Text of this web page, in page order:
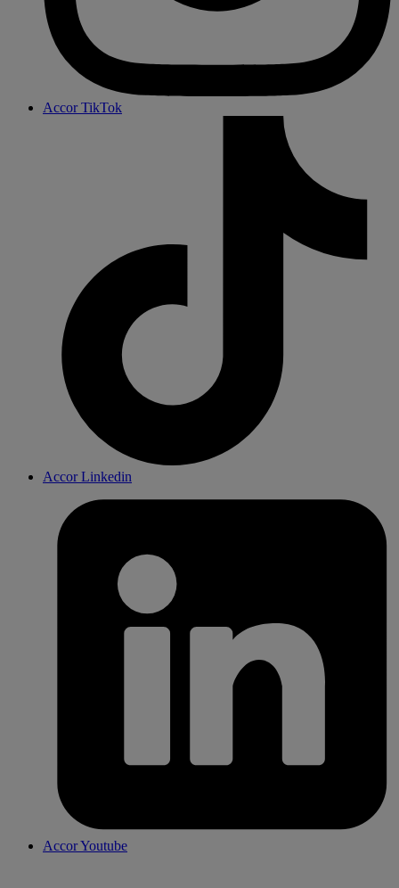
Accor TikTok
Accor Linkedin
Accor Youtube